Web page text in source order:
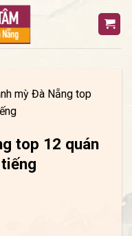
mỳ Đà Nẵng top
top 12 quán